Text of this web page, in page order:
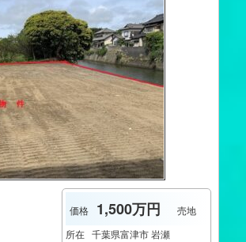
価格 1,500万円
売地
所在 千葉県富津市 岩瀬